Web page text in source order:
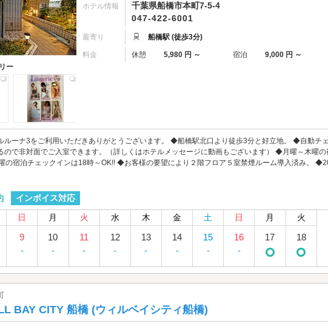
ー
ホテル情報
千葉県船橋市本町7-5-4
047-422-6001
最寄り 船橋駅 (徒歩3分)
料金 休憩 5,980 円 ～ 宿泊 9,000 円 ～
ルーナ3をご利用いただきありがとうございます。 ◆船橋駅北口より徒歩3分と好立地。 ◆自動チ
ので非対面でご入室できます。（詳しくはホテルメッセージに動画もございます） ◆月曜～木曜の
の宿泊チェックインは18時～OK!! ◆お客様の要望により２階フロア５室禁煙ルーム導入済み。
インボイス対応
日 月 火 水 木 金 土 日 月 火
9
-
10
-
11
-
12
-
13
-
14
-
15
-
16
-
17 18
BAY CITY 船橋 (ウィルベイシティ船橋)